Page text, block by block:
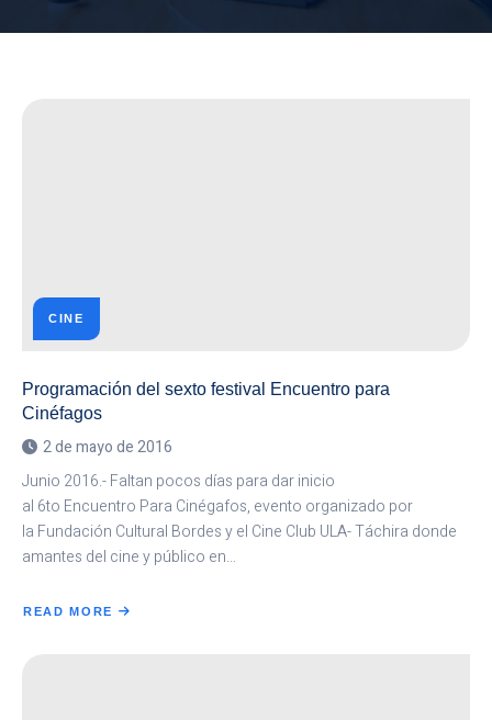
CINE
Programación del sexto festival Encuentro para
Cinéfagos
2 de mayo de 2016
Junio 2016.- Faltan pocos días para dar inicio
al 6to Encuentro Para Cinégafos, evento organizado por
la Fundación Cultural Bordes y el Cine Club ULA- Táchira donde
amantes del cine y público en…
READ MORE
ABOUT